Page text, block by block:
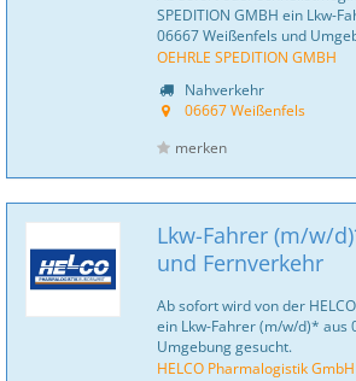
SPEDITION GMBH ein Lkw-
06667 Weißenfels und
OEHRLE SPEDITION GMBH
Nahverkehr
06667 Weißenfels
merken
Lkw-Fahrer (m/w/
und Fernverkehr
Ab sofort wird von der
ein Lkw-Fahrer (m/w/d)* aus
Umgebung gesucht.
HELCO Pharmalogistik GmbH